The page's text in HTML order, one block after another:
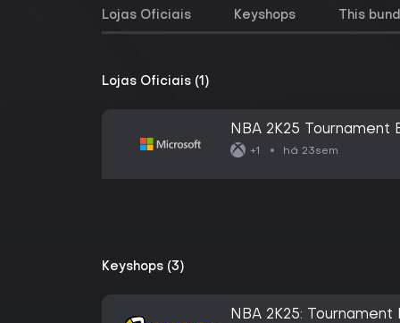
Lojas Oficiais Keyshops This
Lojas Oficiais (1)
NBA 2K25 Tournament
+1 há 23sem
Keyshops (3)
NBA 2K25: Tournament